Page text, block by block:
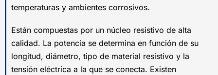
temperaturas y ambientes corrosivos.
Están compuestas por un núcleo resistivo de alta
calidad. La potencia se determina en función de su
longitud, diámetro, tipo de material resistivo y la
tensión eléctrica a la que se conecta. Existen